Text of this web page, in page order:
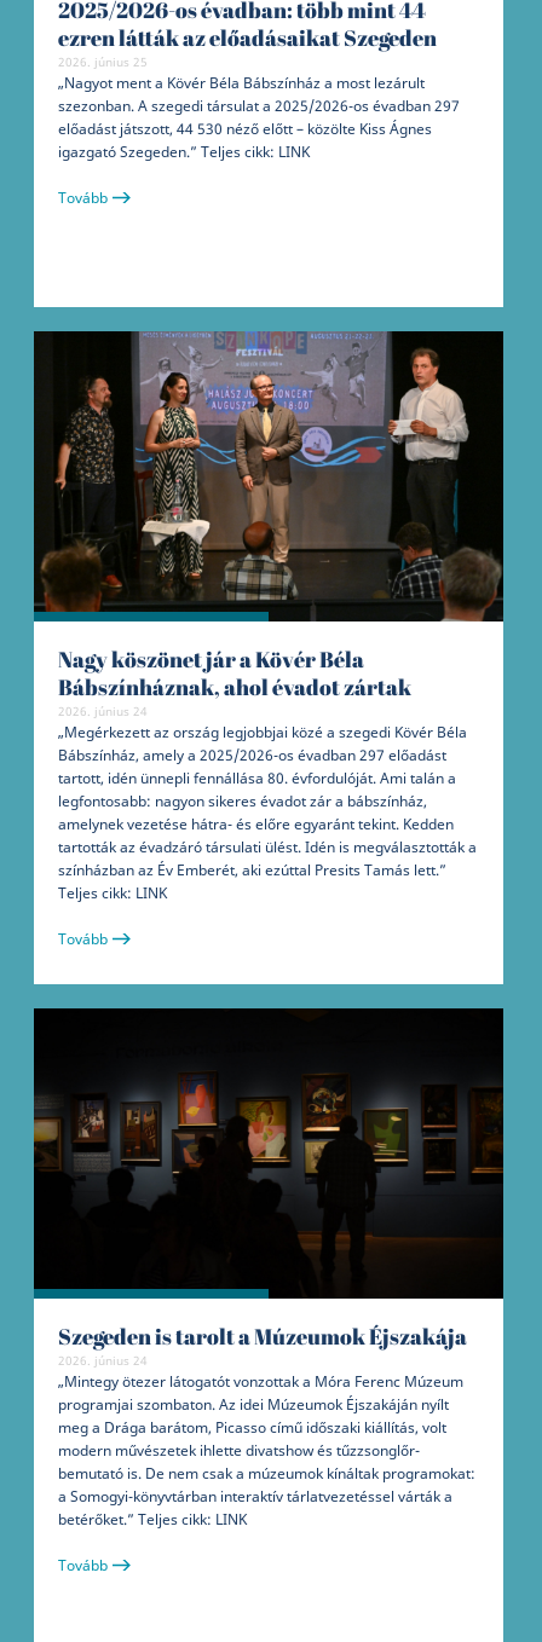
2025/2026-os évadban: több mint 44
ezren látták az előadásaikat Szegeden
2026. június 25
„Nagyot ment a Kövér Béla Bábszínház a most lezárult
szezonban. A szegedi társulat a 2025/2026-os évadban 297
előadást játszott, 44 530 néző előtt – közölte Kiss Ágnes
igazgató Szegeden.” Teljes cikk: LINK
Tovább
Nagy köszönet jár a Kövér Béla
Bábszínháznak, ahol évadot zártak
2026. június 24
„Megérkezett az ország legjobbjai közé a szegedi Kövér Béla
Bábszínház, amely a 2025/2026-os évadban 297 előadást
tartott, idén ünnepli fennállása 80. évfordulóját. Ami talán a
legfontosabb: nagyon sikeres évadot zár a bábszínház,
amelynek vezetése hátra- és előre egyaránt tekint. Kedden
tartották az évadzáró társulati ülést. Idén is megválasztották a
színházban az Év Emberét, aki ezúttal Presits Tamás lett.”
Teljes cikk: LINK
Tovább
Szegeden is tarolt a Múzeumok Éjszakája
2026. június 24
„Mintegy ötezer látogatót vonzottak a Móra Ferenc Múzeum
programjai szombaton. Az idei Múzeumok Éjszakáján nyílt
meg a Drága barátom, Picasso című időszaki kiállítás, volt
modern művészetek ihlette divatshow és tűzzsonglőr-
bemutató is. De nem csak a múzeumok kínáltak programokat:
a Somogyi-könyvtárban interaktív tárlatvezetéssel várták a
betérőket.” Teljes cikk: LINK
Tovább